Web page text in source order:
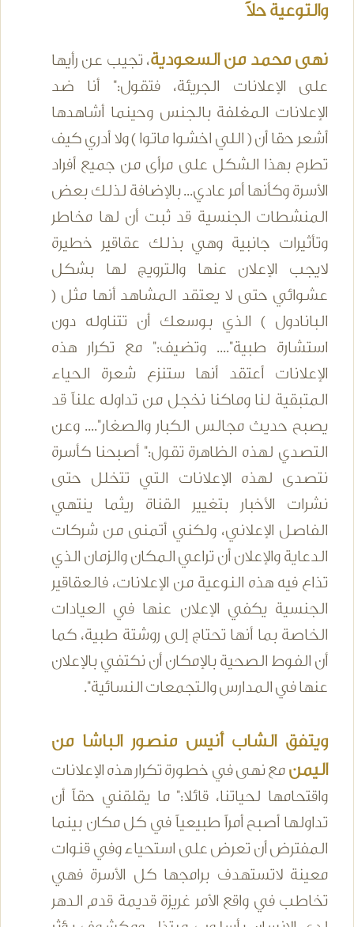
والتوعية حلاً
نهى محمد من السعودية، تجيب عن رأيها
على الإعلانات الجريئة، فتقول:" أنا ضد
الإعلانات المغلفة بالجنس وحينما أشاهدها
أشعر حقا أن ( اللي اخشوا ماتوا ) ولا أدري كيف
تطرح بهذا الشكل على مرأى من جميع أفراد
الأسرة وكأنها أمر عادي... بالإضافة لذلك بعض
المنشطات الجنسية قد ثبت أن لها مخاطر
وتأثيرات جانبية وهي بذلك عقاقير خطيرة
لايجب الإعلان عنها والترويج لها بشكل
عشوائي حتى لا يعتقد المشاهد أنها مثل (
البانادول ) الذي بوسعك أن تتناوله دون
استشارة طبية".... وتضيف:" مع تكرار هذه
الإعلانات أعتقد أنها ستنزع شعرة الحياء
المتبقية لنا وماكنا نخجل من تداوله علناً قد
يصبح حديث مجالس الكبار والصغار".... وعن
التصدي لهذه الظاهرة تقول:" أصبحنا كأسرة
نتصدى لهذه الإعلانات التي تتخلل حتى
نشرات الأخبار بتغيير القناة ريثما ينتهي
الفاصل الإعلاني، ولكني أتمنى من شركات
الدعاية والإعلان أن تراعي المكان والزمان الذي
تذاع فيه هذه النوعية من الإعلانات، فالعقاقير
الجنسية يكفي الإعلان عنها في العيادات
الخاصة بما أنها تحتاج إلى روشتة طبية، كما
أن الفوط الصحية بالإمكان أن نكتفي بالإعلان
عنها في المدارس والتجمعات النسائية".
ويتفق الشاب أنيس منصور الباشا من
اليمنمع نهى في خطورة تكرار هذه الإعلانات
واقتحامها لحياتنا، قائلا:" ما يقلقني حقاً أن
تداولها أصبح أمراً طبيعياً في كل مكان بينما
المفترض أن تعرض على استحياء وفي قنوات
معينة لاتستهدف برامجها كل الأسرة فهي
تخاطب في واقع الأمر غريزة قديمة قدم الدهر